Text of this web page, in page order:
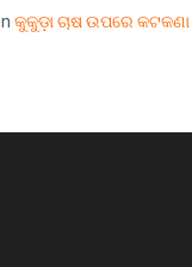
କୁକୁଡ଼ା ଚାଷ ଉପରେ କଟକଣା